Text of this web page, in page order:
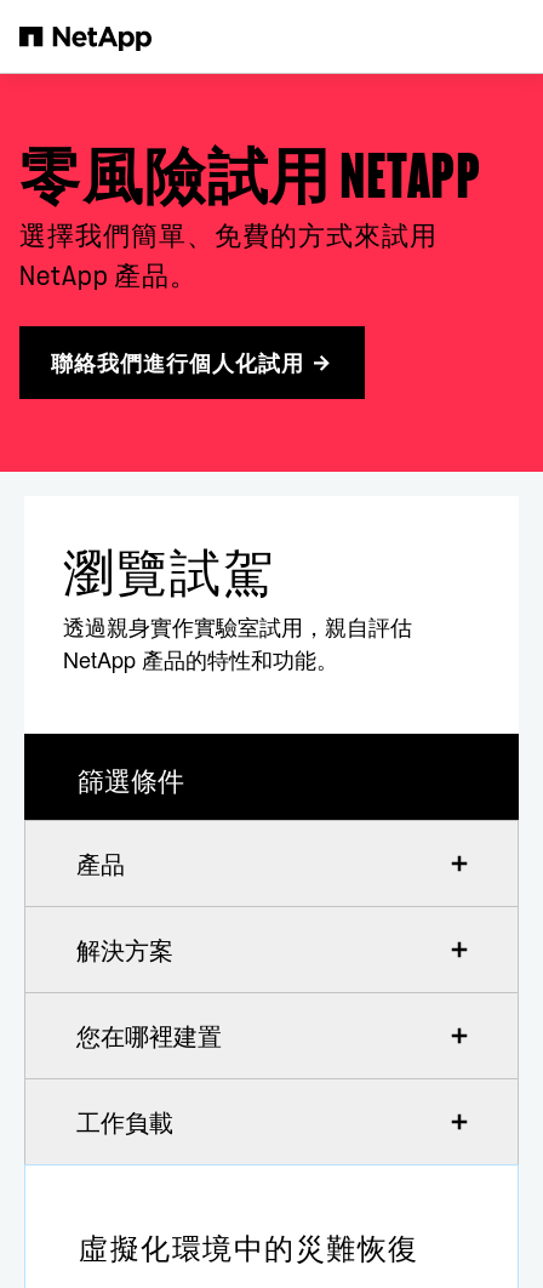
零風險試用 NETAPP
選擇我們簡單、免費的方式來試用
NetApp 產品。
聯絡我們進行個人化試用
瀏覽試駕
透過親身實作實驗室試用，親自評估
NetApp 產品的特性和功能。
篩選條件
產品
解決方案
您在哪裡建置
工作負載
虛擬化環境中的災難恢復